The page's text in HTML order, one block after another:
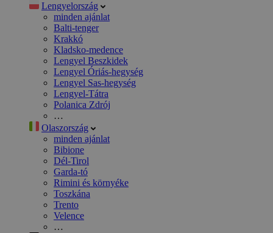
Lengyelország
minden ajánlat
Balti-tenger
Krakkó
Kladsko-medence
Lengyel Beszkidek
Lengyel Óriás-hegység
Lengyel Sas-hegység
Lengyel-Tátra
Polanica Zdrój
…
Olaszország
minden ajánlat
Bibione
Dél-Tirol
Garda-tó
Rimini és környéke
Toszkána
Trento
Velence
…